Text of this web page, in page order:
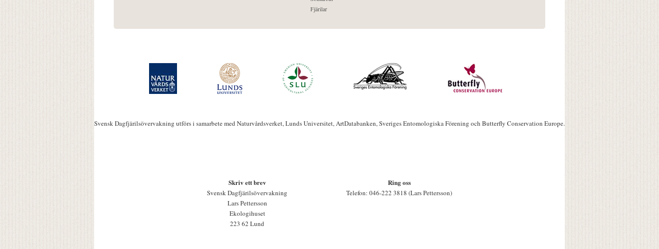
Fjärilar
Svensk Dagfjärilsövervakning utförs i samarbete med Naturvårdsverket, Lunds Universitet, ArtDatabanken, Sveriges Entomologiska Förening och Butterfly Conservation Europe.
Skriv ett brev
Svensk Dagfjärilsövervakning
Lars Pettersson
Ekologihuset
223 62 Lund
Ring oss
Telefon: 046-222 3818 (Lars Pettersson)